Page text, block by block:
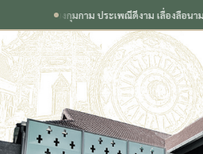
วียงกุมกาม ประเพณีดีงาม เลื่องลือนามหนองหอย